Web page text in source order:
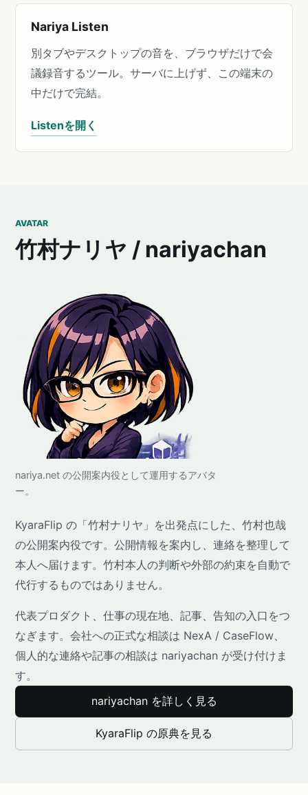
Nariya Listen
別タブやデスクトップの音を、ブラウザだけで会
議録音するツール。サーバに上げず、この端末の
中だけで完結。
Listenを開く
AVATAR
竹村ナリヤ / nariyachan
nariya.net の公開案内役として運用するアバタ
ー。
KyaraFlip の「竹村ナリヤ」を出発点にした、竹村也哉
の公開案内役です。公開情報を案内し、連絡を整理して
本人へ届けます。竹村本人の判断や外部の約束を自動で
代行するものではありません。
代表プロダクト、仕事の現在地、記事、告知の入口をつ
なぎます。会社への正式な相談は NexA / CaseFlow、
個人的な連絡や記事の相談は nariyachan が受け付けま
す。
nariyachan を詳しく見る
KyaraFlip の原典を見る